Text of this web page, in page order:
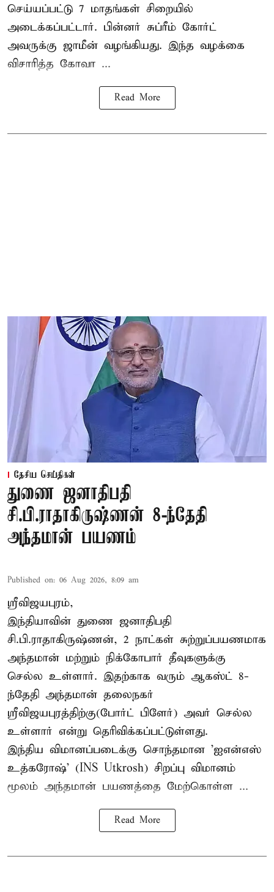
செய்யப்பட்டு 7 மாதங்கள் சிறையில்
அடைக்கப்பட்டார். பின்னர் சுப்ரீம் கோர்ட்
அவருக்கு ஜாமீன் வழங்கியது. இந்த வழக்கை
விசாரித்த கோவா ...
Read More
தேசிய செய்திகள்
துணை ஜனாதிபதி
சி.பி.ராதாகிருஷ்ணன் 8-ந்தேதி
அந்தமான் பயணம்
Published on: 06 Aug 2026, 8:09 am
ஸ்ரீவிஜயபுரம்,
இந்தியாவின் துணை ஜனாதிபதி
சி.பி.ராதாகிருஷ்ணன், 2 நாட்கள் சுற்றுப்பயணமாக
அந்தமான் மற்றும் நிக்கோபார் தீவுகளுக்கு
செல்ல உள்ளார். இதற்காக வரும் ஆகஸ்ட் 8-
ந்தேதி அந்தமான் தலைநகர்
ஸ்ரீவிஜயபுரத்திற்கு(போர்ட் பிளேர்) அவர் செல்ல
உள்ளார் என்று தெரிவிக்கப்பட்டுள்ளது.
இந்திய விமானப்படைக்கு சொந்தமான 'ஐஎன்எஸ்
உத்கரோஷ்' (INS Utkrosh) சிறப்பு விமானம்
மூலம் அந்தமான் பயணத்தை மேற்கொள்ள ...
Read More